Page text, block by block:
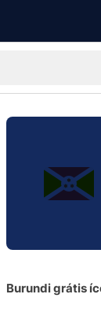
Burundi grátis